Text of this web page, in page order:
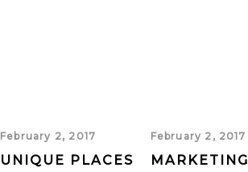
February 2, 2017
UNIQUE PLACES
February 2, 2017
MARKETING